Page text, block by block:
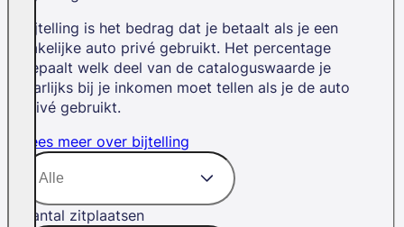
Bijtelling is het bedrag dat je betaalt als je een
zakelijke auto privé gebruikt. Het percentage
bepaalt welk deel van de cataloguswaarde je
jaarlijks bij je inkomen moet tellen als je de auto
privé gebruikt.
Lees meer over bijtelling
Aantal zitplaatsen